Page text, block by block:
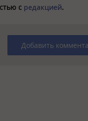
с редакцией.
Добавить